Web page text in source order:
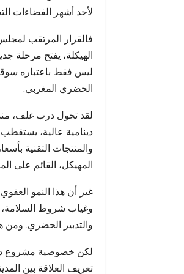
لأحد أشهر الفضاءات
فالقرار المرتقب
الهيكلة، يفتح مرحلة
ليس فقط باعتباره
الحضري المغربي.
لقد تحول درب غلف،
دينامية عالية، يستقطب
والمنتجات التقنية
المهيكل، القائم على
غير أن هذا النمو
وغياب شروط السلامة،
والتدبير الحضري. ومن
لكن خصوصية مشروع
تعريف العلاقة بين